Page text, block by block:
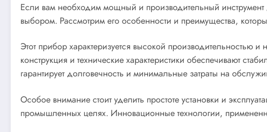
Если вам необходим мощный и производительный инструмент
выбором. Рассмотрим его особенности и преимущества,
Этот прибор характеризуется высокой производительностью
конструкция и технические характеристики обеспечивают
гарантирует долговечность и минимальные затраты на
Особое внимание стоит уделить простоте установки и
промышленных целях. Инновационные технологии,